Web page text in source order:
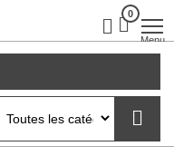
0
Menu